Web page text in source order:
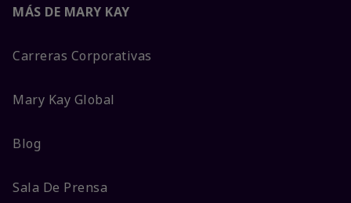
MÁS DE MARY KAY
Carreras Corporativas
Mary Kay Global
Blog
Sala De Prensa